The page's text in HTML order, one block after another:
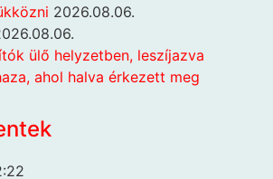
2026.08.06.
ülő helyzetben, leszíjazva
ahol halva érkezett meg